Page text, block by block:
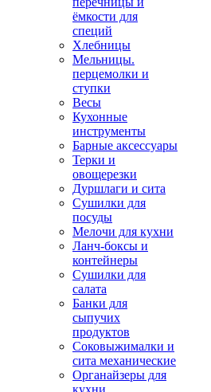
ёмкости для
специй
Хлебницы
Мельницы.
перцемолки и
ступки
Весы
Кухонные
инструменты
Барные аксессуары
Терки и
овощерезки
Дуршлаги и сита
Сушилки для
посуды
Мелочи для кухни
Ланч-боксы и
контейнеры
Сушилки для
салата
Банки для
сыпучих
продуктов
Соковыжималки и
сита механические
Органайзеры для
кухни